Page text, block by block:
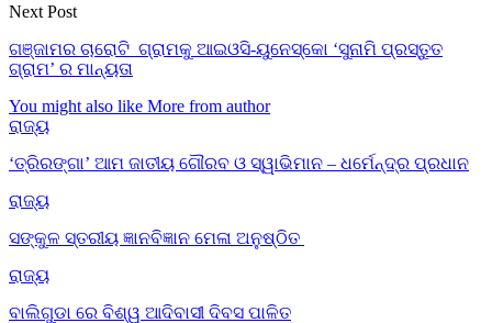
Next Post
ଗଞ୍ଜାମର ଚାରୋଟି ଗ୍ରାମକୁ ଆଇଓସି-ୟୁନେସ୍କୋ ‘ସୁନାମି ପ୍ରସ୍ତୁତ
ଗ୍ରାମ’ ର ମାନ୍ୟତା
You might also like More from author
ରାଜ୍ୟ
‘ତ୍ରିରଙ୍ଗା’ ଆମ ଜାତୀୟ ଗୌରବ ଓ ସ୍ୱାଭିମାନ – ଧର୍ମେନ୍ଦ୍ର ପ୍ରଧାନ
ରାଜ୍ୟ
ସଙ୍କୁଳ ସ୍ତରୀୟ ଜ୍ଞାନବିଜ୍ଞାନ ମେଳା ଅନୁଷ୍ଠିତ
ରାଜ୍ୟ
ବାଲିଗୁଡା ରେ ବିଶ୍ୱ ଆଦିବାସୀ ଦିବସ ପାଳିତ